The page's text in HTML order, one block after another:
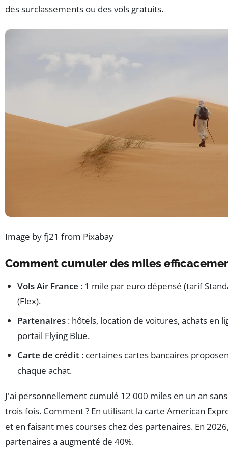
des surclassements ou des vols gratuits.
Image by fj21 from Pixabay
Comment cumuler des miles
Vols Air France : 1 mile par euro dépensé (tarif
(Flex).
Partenaires : hôtels, location de voitures, achats en
portail Flying Blue.
Carte de crédit : certaines cartes bancaires
chaque achat.
J'ai personnellement cumulé 12 000 miles en un an
trois fois. Comment ? En utilisant la carte American
et en faisant mes courses chez des partenaires. En
partenaires a augmenté de 40%.